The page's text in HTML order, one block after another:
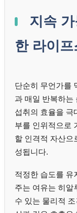
지속
한 라이
단순히 무언가를
과 매일 반복하는
섭취의 효율을 극
부를 인위적으로
할 인격적 자산으
성됩니다.
적정한 습도를 유
주는 여유는 히알
수 있는 물리적